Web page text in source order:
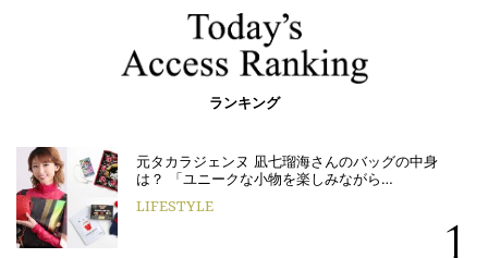
ランキング
元タカラジェンヌ 凪七瑠海さんのバッグの中身
は？ 「ユニークな小物を楽しみながら…
LIFESTYLE